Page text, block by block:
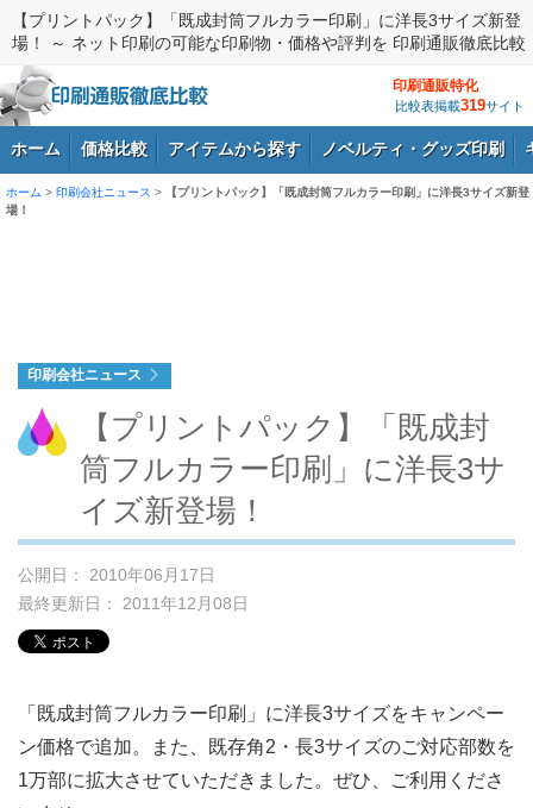
【プリントパック】「既成封筒フルカラー印刷」に洋長3サイズ新登
場！ ～ ネット印刷の可能な印刷物・価格や評判を 印刷通販徹底比較
印刷通販特化
比較表掲載319サイト
ホーム 価格比較 アイテムから探す ノベルティ・グッズ印刷
ホーム > 印刷会社ニュース >
【プリントパック】「既成封筒フルカラー印刷」に洋長3サイズ新登
場！
印刷会社ニュース
【プリントパック】「既成封
筒フルカラー印刷」に洋長3サ
イズ新登場！
公開日： 2010年06月17日
最終更新日： 2011年12月08日
「既成封筒フルカラー印刷」に洋長3サイズをキャンペー
ン価格で追加。また、既存角2・長3サイズのご対応部数を
1万部に拡大させていただきました。ぜひ、ご利用くださ